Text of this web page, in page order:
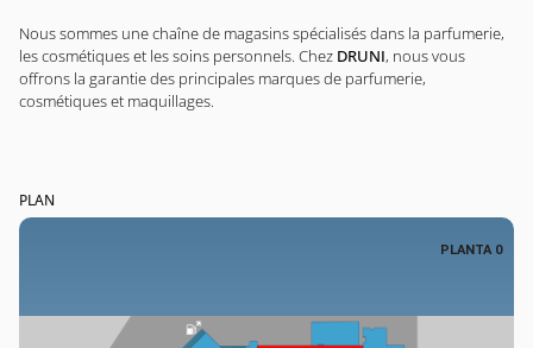
Nous sommes une chaîne de magasins spécialisés dans la parfumerie,
les cosmétiques et les soins personnels. Chez DRUNI, nous vous
offrons la garantie des principales marques de parfumerie,
cosmétiques et maquillages.
PLAN